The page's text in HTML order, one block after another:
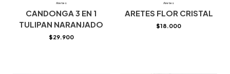
Aretes
CANDONGA 3 EN 1
TULIPAN NARANJADO
$29.900
Aretes
ARETES FLOR CRISTAL
$18.000